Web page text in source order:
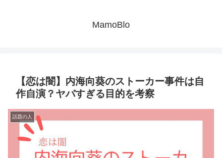
MamoBlo
【恋は闇】内海向葵のストーカー事件は自
作自演？ヤバすぎる目的を考察
話題の人